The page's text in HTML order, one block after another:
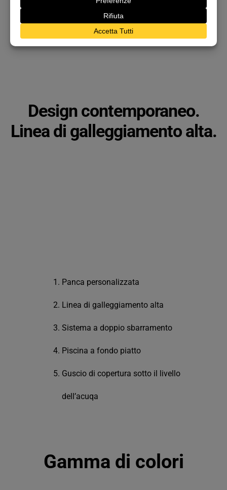
Design contemporaneo.
Linea di galleggiamento alta.
Panca personalizzata
Linea di galleggiamento alta
Sistema a doppio sbarramento
Piscina a fondo piatto
Guscio di copertura sotto il livello
dell’acuqa
Gamma di colori